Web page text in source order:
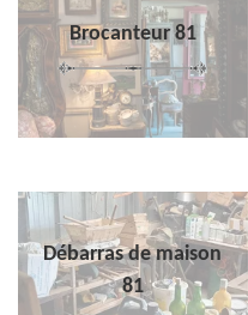
Brocanteur 81
Débarras de maison
81